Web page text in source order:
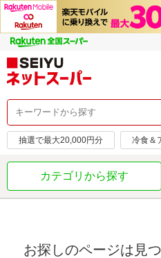
抽選で最大20,000円分 冷食＆
カテゴリから探す
お探しのページは見